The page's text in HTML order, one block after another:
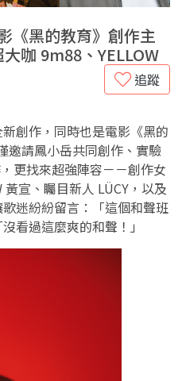
《黑的教育》創作主
咖 9m88、YELLOW
追蹤
創作，同時也是電影《黑的
邀請鳳小岳共同創作、實驗
更找來超強陣容－－創作女
宣、矚目新人 LÜCY，以及
迷紛紛留言：「這個和聲班
沒看過這麼爽的和聲！ 」